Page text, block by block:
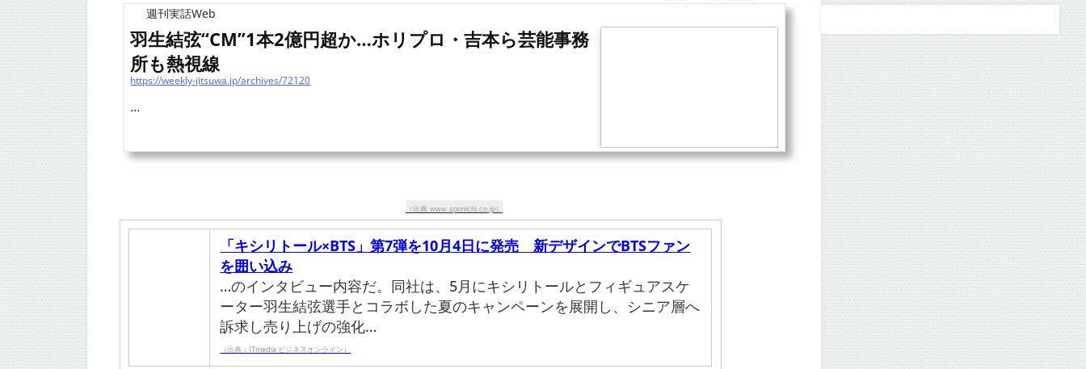
週刊実話Web
羽生結弦“CM”1本2億円超か…ホリプロ・吉本ら芸能事務
所も熱視線
https://weekly-jitsuwa.jp/archives/72120
...
（出典 www.sponichi.co.jp）
「キシリトール×BTS」第7弾を10月4日に発売 新デザインでBTSファン
を囲い込み
…のインタビュー内容だ。同社は、5月にキシリトールとフィギュアスケ
ーター羽生結弦選手とコラボした夏のキャンペーンを展開し、シニア層へ
訴求し売り上げの強化…
（出典：ITmedia ビジネスオンライン）